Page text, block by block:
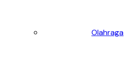
Olahraga